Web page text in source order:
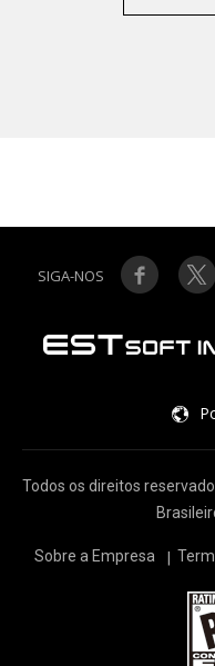
SIGA-NOS
Todos os direitos
Sobre a Empresa